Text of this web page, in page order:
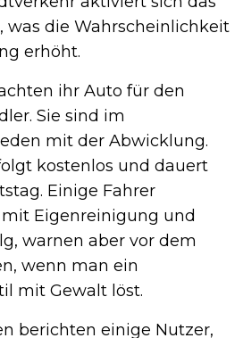
was die Wahrscheinlichkeit
erhöht.
ihr Auto für den
Sie sind im
mit der Abwicklung.
kostenlos und dauert
Einige Fahrer
Eigenreinigung und
warnen aber vor dem
wenn man ein
mit Gewalt löst.
berichten einige Nutzer,